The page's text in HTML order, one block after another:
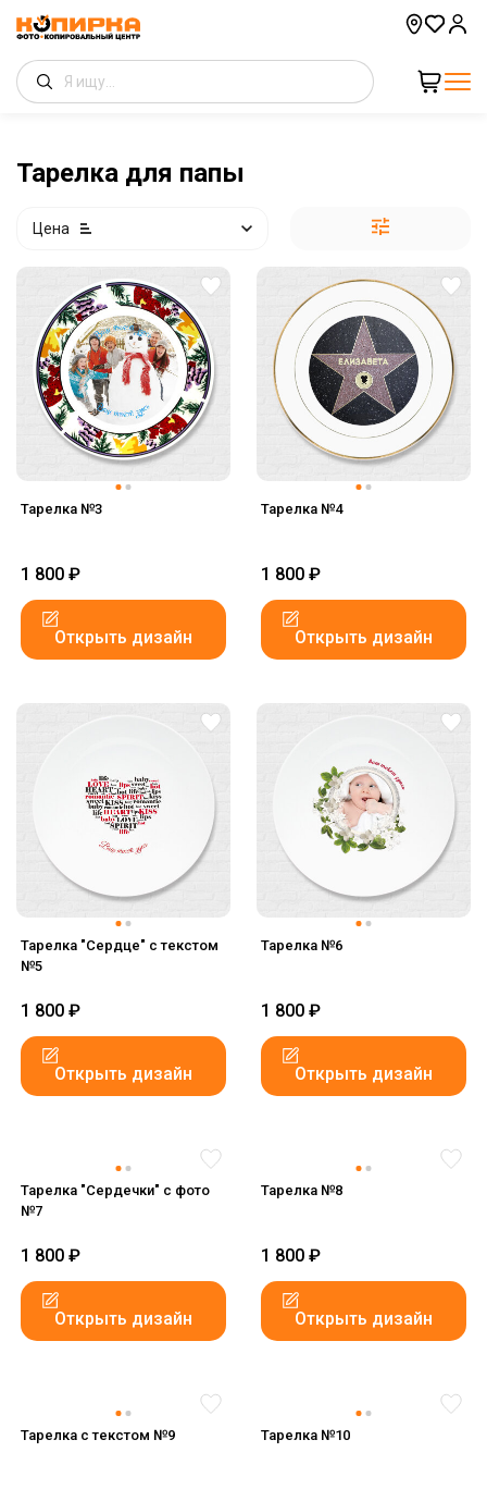
Тарелка для папы
Цена
Тарелка №3
1 800 ₽
Открыть дизайн
Тарелка №4
1 800 ₽
Открыть дизайн
Тарелка "Сердце" с текстом
№5
1 800 ₽
Открыть дизайн
Тарелка №6
1 800 ₽
Открыть дизайн
Тарелка "Сердечки" с фото
№7
1 800 ₽
Открыть дизайн
Тарелка №8
1 800 ₽
Открыть дизайн
Тарелка c текстом №9 Тарелка №10